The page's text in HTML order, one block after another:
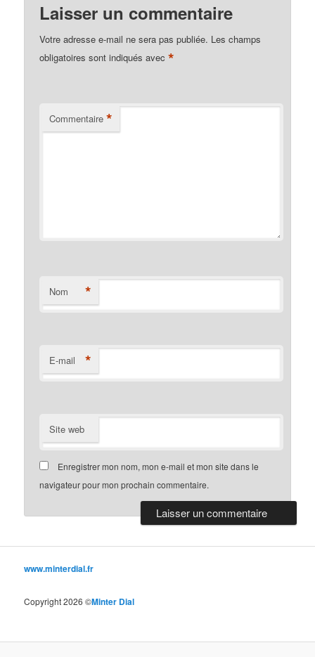
Laisser un commentaire
Votre adresse e-mail ne sera pas publiée. Les champs
obligatoires sont indiqués avec*
Commentaire *
Nom *
E-mail *
Site web
Enregistrer mon nom, mon e-mail et mon site dans le
navigateur pour mon prochain commentaire.
www.minterdial.fr
Copyright 2026 ©Minter Dial